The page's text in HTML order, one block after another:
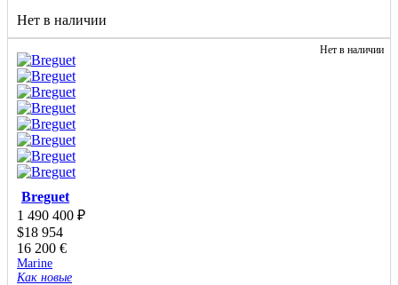
Нет в наличии
Нет в наличии
Breguet
1 490 400 ₽
$18 954
16 200 €
Marine
Как новые